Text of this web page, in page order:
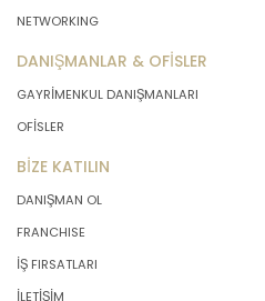
NETWORKING
DANIŞMANLAR & OFİSLER
GAYRİMENKUL DANIŞMANLARI
OFİSLER
BİZE KATILIN
DANIŞMAN OL
FRANCHISE
İŞ FIRSATLARI
İLETİŞİM